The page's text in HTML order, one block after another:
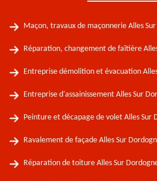
Maçon, travaux de maçonnerie Alles
Réparation, changement de faîtière
Entreprise démolition et évacuation
Entreprise d'assainissement Alles Sur
Peinture et décapage de volet Alles Sur
Ravalement de façade Alles Sur
Réparation de toiture Alles Sur